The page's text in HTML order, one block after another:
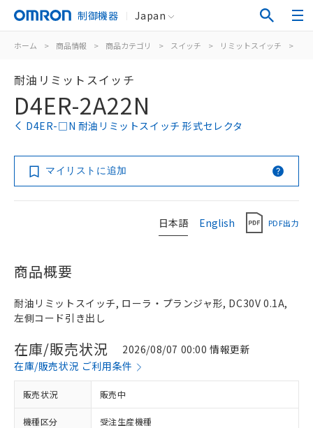
制御機器 Japan
ホーム > 商品情報 > 商品カテゴリ > スイッチ > リミットスイッチ >
耐油リミットスイッチ
D4ER-2A22N
D4ER-□N 耐油リミットスイッチ 形式セレクタ
マイリストに追加
日本語 English PDF出力
商品概要
耐油リミットスイッチ, ローラ・プランジャ形, DC30V 0.1A,
左側コード引き出し
在庫/販売状況
2026/08/07 00:00 情報更新
在庫/販売状況 ご利用条件
販売状況 販売中
機種区分 受注生産機種